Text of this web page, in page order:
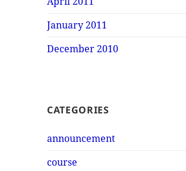
January 2011
December 2010
CATEGORIES
announcement
course